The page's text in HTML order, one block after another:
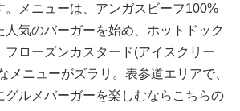
。メニューは、アンガスビーフ100%
気のバーガーを始め、ホットドック
フローズンカスタード(アイスクリー
メニューがズラリ。表参道エリアで、
グルメバーガーを楽しむならこちらの